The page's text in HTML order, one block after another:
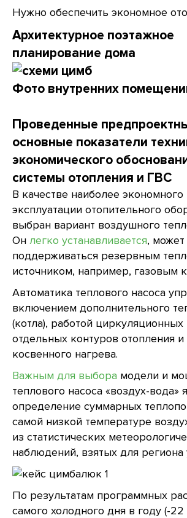
Нужно обеспечить экономное
Архитектурное поэтажное
планирование дома
Фото внутренних
Проведенные
основные показатели
экономического
системы отопления и ГВС
В качестве наиболее экономного
эксплуатации отопительного
выбран вариант воздушного
Он легко устанавливается, может
поддерживаться резервным
источником, например, газовым
Автоматика теплового насоса
включением дополнительного
(котла), работой циркуляционных
отдельных контуров отопления
косвенного нагрева.
Важным для выбора модели и
теплового насоса «воздух-вода»
определение суммарных
самой низкой температуре
из статистических
наблюдений, взятых для региона
По результатам программных
самого холодного дня в году (-22